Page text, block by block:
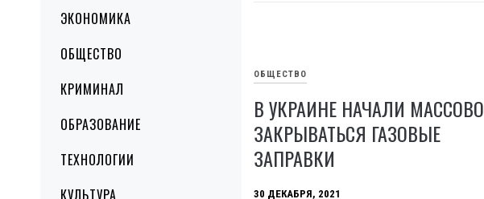
ЭКОНОМИКА
ОБЩЕСТВО
КРИМИНАЛ
ОБРАЗОВАНИЕ
ТЕХНОЛОГИИ
КУЛЬТУРА
ОБЩЕСТВО
В УКРАИНЕ НАЧАЛИ МАССОВО
ЗАКРЫВАТЬСЯ ГАЗОВЫЕ
ЗАПРАВКИ
30 ДЕКАБРЯ, 2021